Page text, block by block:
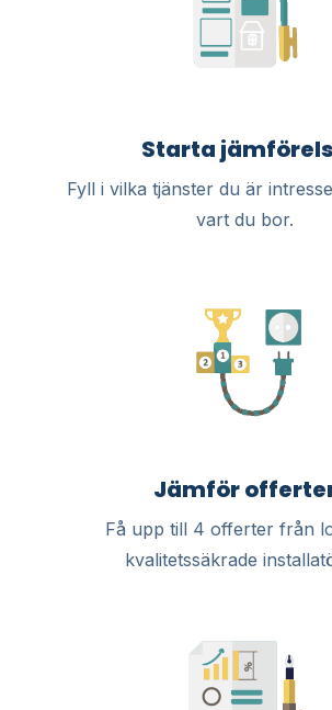
Starta
Fyll i vilka tjänster du är
vart du bor.
Jämför
Få upp till 4 offerter från
kvalitetssäkrade